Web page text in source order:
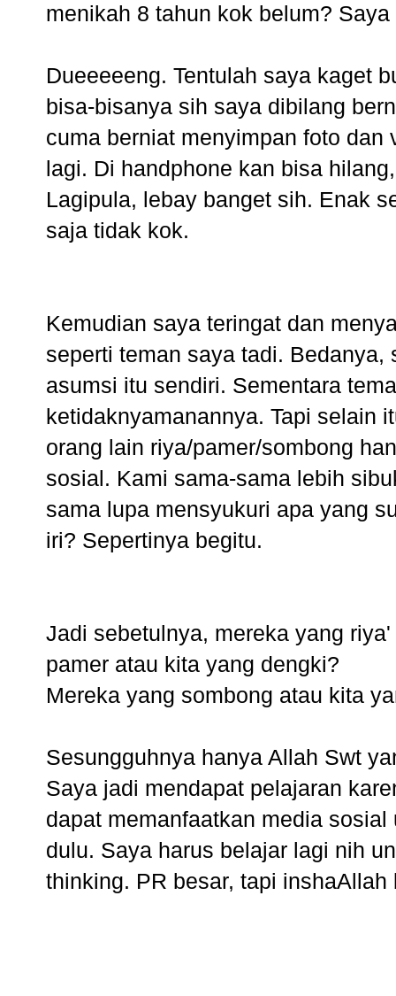
menikah 8 tahun kok belum?
Dueeeeeng. Tentulah saya kaget
bisa-bisanya sih saya dibilang
cuma berniat menyimpan foto
lagi. Di handphone kan bisa
Lagipula, lebay banget sih. Enak
saja tidak kok.
Kemudian saya teringat dan
seperti teman saya tadi.
asumsi itu sendiri. Sementara
ketidaknyamanannya. Tapi selain
orang lain riya/pamer/sombong
sosial. Kami sama-sama lebih
sama lupa mensyukuri apa yang
iri? Sepertinya begitu.
Jadi sebetulnya, mereka yang
pamer atau kita yang dengki?
Mereka yang sombong atau kita
Sesungguhnya hanya Allah Swt
Saya jadi mendapat pelajaran
dapat memanfaatkan media
dulu. Saya harus belajar lagi nih
thinking. PR besar, tapi